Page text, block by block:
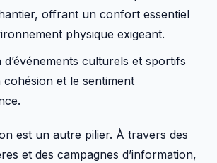
offrant un confort essentiel
physique exigeant.
d’événements culturels et sportifs
et le sentiment
est un autre pilier. À travers des
et des campagnes d’information,